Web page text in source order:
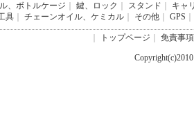
、ボトルケージ 鍵、ロック スタンド
キャ
具 チェーンオイル、ケミカル その他 GPS
トップページ 免責事項